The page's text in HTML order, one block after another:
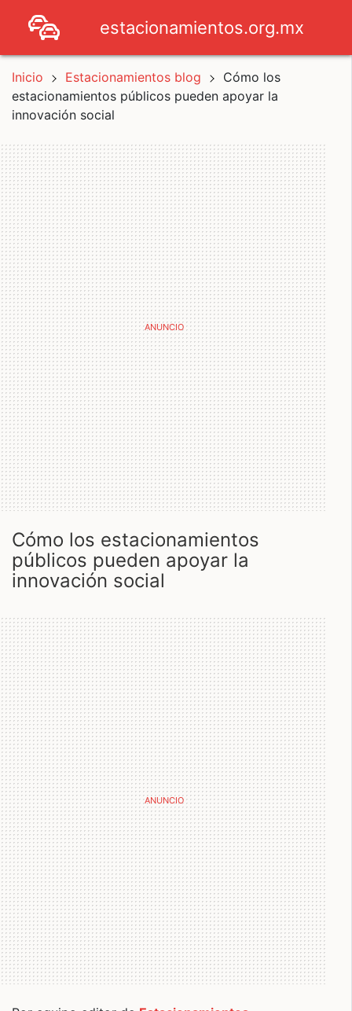
estacionamientos.org.mx
Inicio Estacionamientos blog
Cómo los
estacionamientos públicos pueden apoyar la
innovación social
cómo los estacionamientos
públicos pueden apoyar la
innovación social